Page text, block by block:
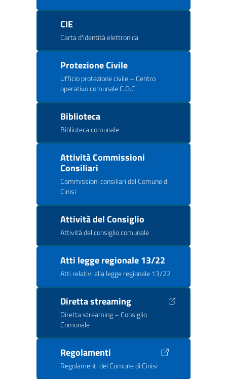
CIE
Carta d'identità elettronica
Protezione Civile
Ufficio protezione civile – Centro
operativo comunale C.O.C.
Biblioteca
Biblioteca comunale
Attività Commissioni
Consiliari
Commissioni consiliari del Comune di
Cinisi
Attività del Consiglio
Attività del consiglio comunale
Atti legge regionale 13/22
Atti relativi alla legge regionale 13/22
Diretta streaming
Diretta streaming – Consiglio
Comunale
Regolamenti
Regolamenti del Comune di Cinisi